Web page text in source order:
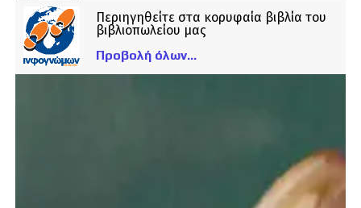
Περιηγηθείτε στα κορυφαία βιβλία του
βιβλιοπωλείου μας
Προβολή όλων